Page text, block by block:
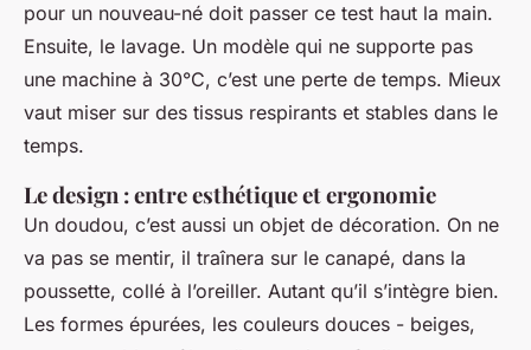
pour un nouveau-né doit passer ce test haut la main.
Ensuite, le lavage. Un modèle qui ne supporte pas
une machine à 30°C, c’est une perte de temps. Mieux
vaut miser sur des tissus respirants et stables dans le
temps.
Le design : entre esthétique et ergonomie
Un doudou, c’est aussi un objet de décoration. On ne
va pas se mentir, il traînera sur le canapé, dans la
poussette, collé à l’oreiller. Autant qu’il s’intègre bien.
Les formes épurées, les couleurs douces - beiges,